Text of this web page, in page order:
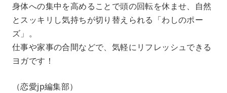
身体への集中を高めることで頭の回転を休ませ、自然
とスッキリし気持ちが切り替えられる「わしのポー
ズ」。
仕事や家事の合間などで、気軽にリフレッシュできる
ヨガです！
（恋愛jp編集部）